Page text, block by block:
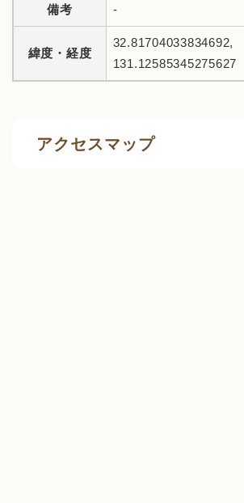
備考 -
緯度・経度
32.81704033834692,
131.12585345275627
アクセスマップ